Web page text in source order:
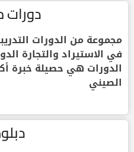
مجموعة من الدورات
في الاستيراد والتجارة
الصيني